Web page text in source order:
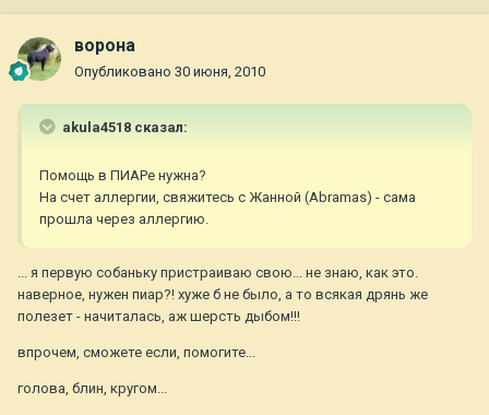
ворона
Опубликовано 30 июня, 2010
akula4518 сказал:
Помощь в ПИАРе нужна?
На счет аллергии, свяжитесь с Жанной (Abramas) - сама
прошла через аллергию.
... я первую собаньку пристраиваю свою... не знаю, как это.
наверное, нужен пиар?! хуже б не было, а то всякая дрянь же
полезет - начиталась, аж шерсть дыбом!!!
впрочем, сможете если, помогите...
голова, блин, кругом...